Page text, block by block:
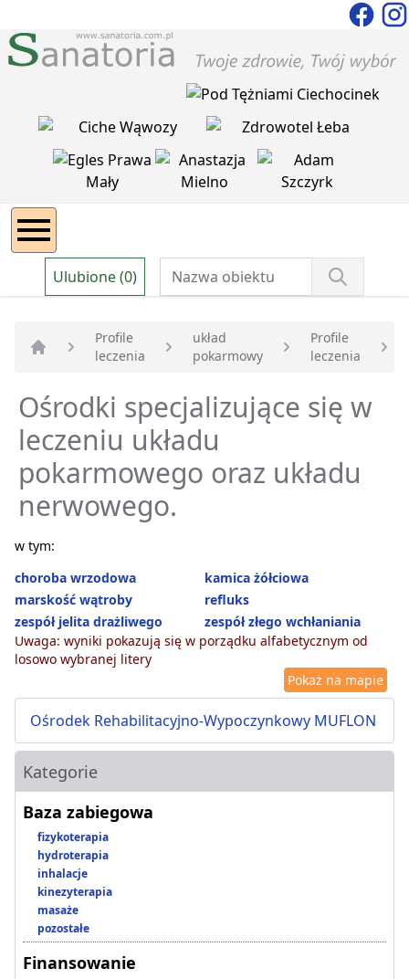
Ulubione (0)
Strona główna
Profile
leczenia
układ
pokarmowy
Profile
leczenia
Ośrodki specjalizujące się w
leczeniu układu
pokarmowego oraz układu
nerwowego.
w tym:
choroba wrzodowa
kamica żółciowa
marskość wątroby
refluks
zespół jelita drażliwego
zespół złego wchłaniania
Uwaga: wyniki pokazują się w porządku alfabetycznym od
losowo wybranej litery
Pokaż na mapie
Ośrodek Rehabilitacyjno-Wypoczynkowy MUFLON
Kategorie
Baza zabiegowa
fizykoterapia
hydroterapia
inhalacje
kinezyterapia
masaże
pozostałe
Finansowanie